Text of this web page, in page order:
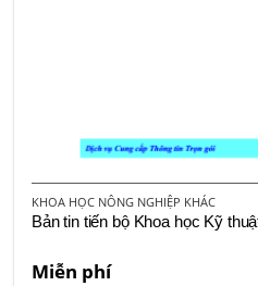
KHOA HỌC NÔNG NGHIỆP KHÁC
Bản tin tiến bộ Khoa học Kỹ
Miễn phí